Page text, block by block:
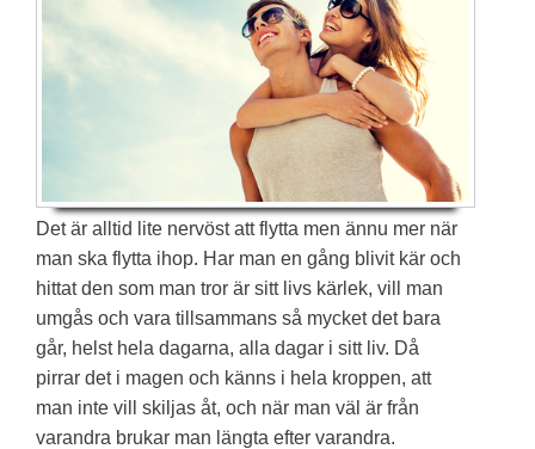
Det är alltid lite nervöst att flytta men ännu mer när
man ska flytta ihop. Har man en gång blivit kär och
hittat den som man tror är sitt livs kärlek, vill man
umgås och vara tillsammans så mycket det bara
går, helst hela dagarna, alla dagar i sitt liv. Då
pirrar det i magen och känns i hela kroppen, att
man inte vill skiljas åt, och när man väl är från
varandra brukar man längta efter varandra.